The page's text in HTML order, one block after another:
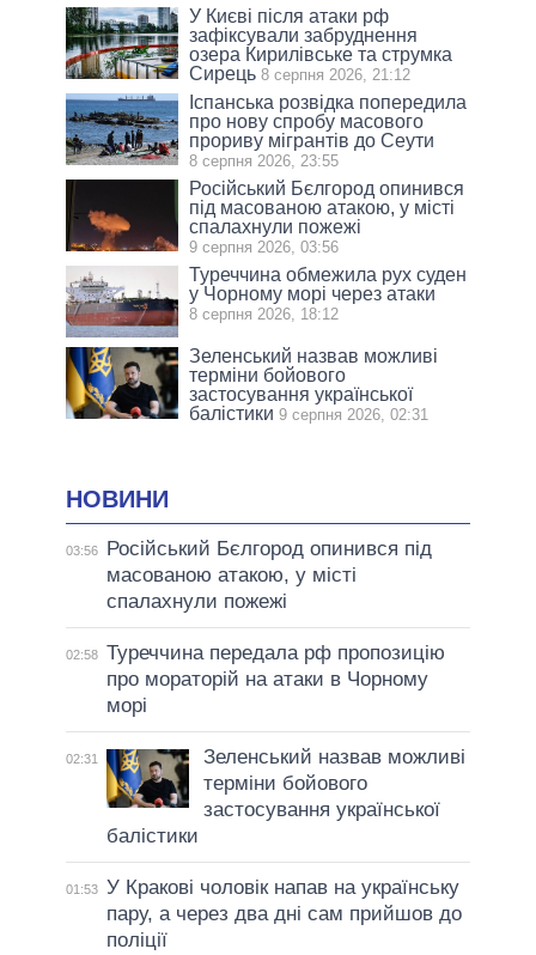
У Києві після атаки рф
зафіксували забруднення
озера Кирилівське та струмка
Сирець 8 серпня 2026, 21:12
Іспанська розвідка попередила
про нову спробу масового
прориву мігрантів до Сеути
8 серпня 2026, 23:55
Російський Бєлгород опинився
під масованою атакою, у місті
спалахнули пожежі
9 серпня 2026, 03:56
Туреччина обмежила рух суден
у Чорному морі через атаки
8 серпня 2026, 18:12
Зеленський назвав можливі
терміни бойового
застосування української
балістики 9 серпня 2026, 02:31
НОВИНИ
03:56
Російський Бєлгород опинився під
масованою атакою, у місті
спалахнули пожежі
02:58 Туреччина передала рф пропозицію
про мораторій на атаки в Чорному
морі
02:31
Зеленський назвав можливі
терміни бойового
застосування української
балістики
01:53 У Кракові чоловік напав на українську
пару, а через два дні сам прийшов до
поліції